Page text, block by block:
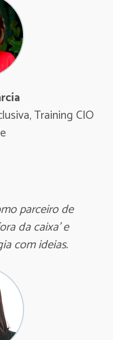
Training CIO
parceiro de
da caixa’ e
com ideias.